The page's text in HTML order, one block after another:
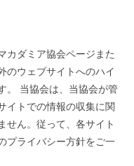
カダミア協会ページまた
のウェブサイトへのハイ
。 当協会は、当協会が管
イトでの情報の収集に関
せん。従って、各サイト
プライバシー方針をご一